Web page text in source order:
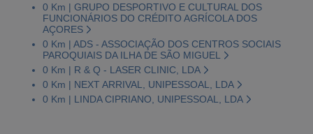
0 Km | GRUPO DESPORTIVO E CULTURAL DOS
FUNCIONÁRIOS DO CRÉDITO AGRÍCOLA DOS
AÇORES
0 Km | ADS - ASSOCIAÇÃO DOS CENTROS SOCIAIS
PAROQUIAIS DA ILHA DE SÃO MIGUEL
0 Km | R & Q - LASER CLINIC, LDA
0 Km | NEXT ARRIVAL, UNIPESSOAL, LDA
0 Km | LINDA CIPRIANO, UNIPESSOAL, LDA